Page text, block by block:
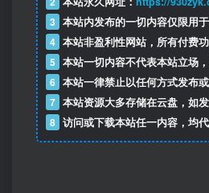
3 本站内发布的一切内容仅限用
4 本站非盈利性网站，所有付费
5 本站一切内容不代表本站立场
6 本站一律禁止以任何方式发布
7 本站资源大多存储在云盘，如
8 访问或下载本站任一内容，均